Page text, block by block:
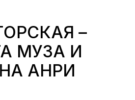
–
МУЗА И
АНРИ